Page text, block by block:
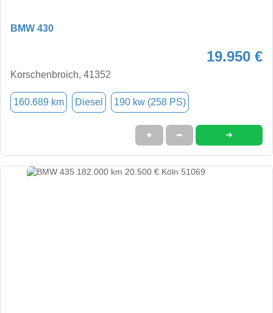
BMW 430
19.950 €
Korschenbroich, 41352
160.689 km Diesel 190 kw (258 PS)
★ ➦ ➜